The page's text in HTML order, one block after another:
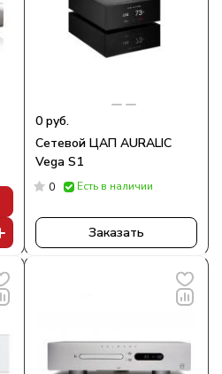
0 руб.
Сетевой ЦАП AURALIC
Vega S1
0 Есть в наличии
Заказать